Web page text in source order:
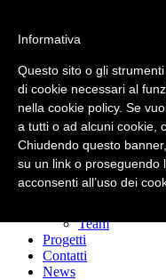
Home
La società
Leonardo srl
Il Gruppo
Servizi
Team
Progetti
Contatti
News
Informativa
Questo sito o gli
di cookie necessari al
nella cookie policy. Se
a tutti o ad alcuni cookie,
Chiudendo questo
su un link o proseguendo
acconsenti all’uso dei